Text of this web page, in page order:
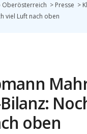
Oberösterreich > Presse >
viel Luft nach oben
oben